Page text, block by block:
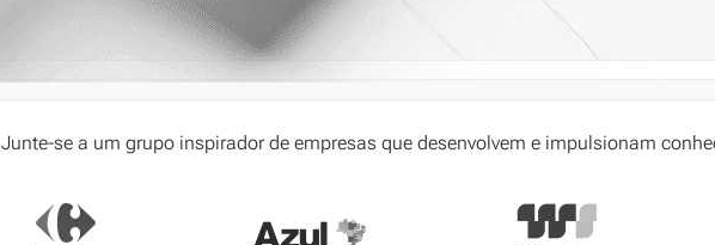
Junte-se a um grupo inspirador de empresas que desenvolvem e impulsionam